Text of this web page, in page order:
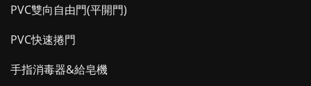
PVC雙向自由門(平開門)
PVC快速捲門
手指消毒器&給皂機